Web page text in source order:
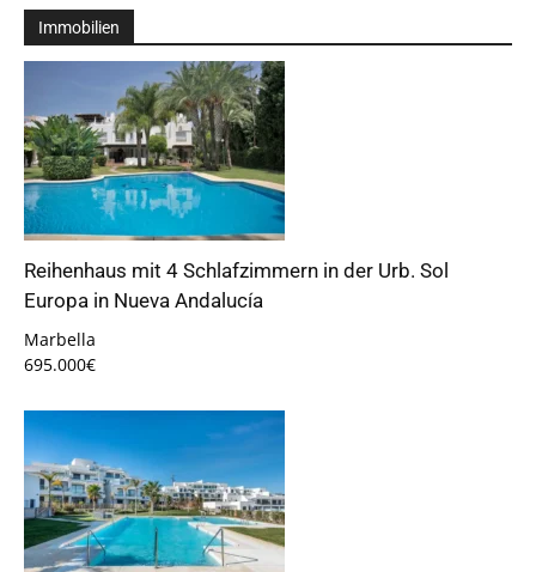
Immobilien
Reihenhaus mit 4 Schlafzimmern in der Urb. Sol
Europa in Nueva Andalucía
Marbella
695.000€